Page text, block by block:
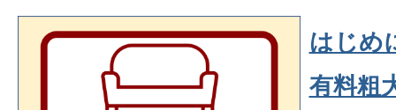
はじめ
有料粗